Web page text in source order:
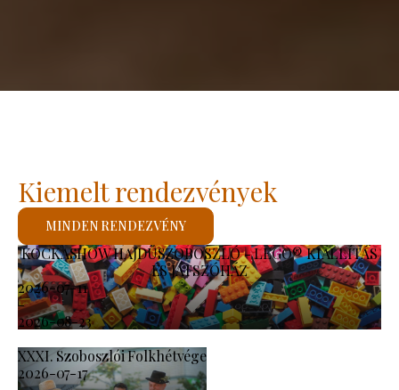
KOCKASHOW HAJDÚSZOBOSZLÓ - LEGO® KIÁLLÍTÁS
ÉS JÁTSZÓHÁZ
2026-07-11
-
2026-08-23
XXXI. Szoboszlói Folkhétvége
2026-07-17
Kiemelt rendezvények
MINDEN RENDEZVÉNY